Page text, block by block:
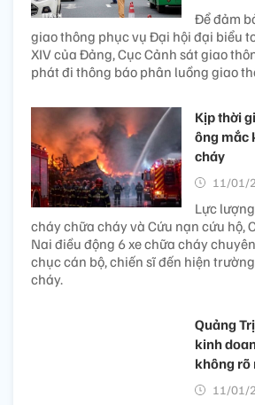
Để đảm
giao thông phục vụ Đại hội đại biểu
XIV của Đảng, Cục Cảnh sát giao
phát đi thông báo phân luồng giao
Kịp thời
ông mắc
cháy​
11/01/
Lực
cháy chữa cháy và Cứu nạn cứu hộ,
Nai điều động 6 xe chữa cháy
chục cán bộ, chiến sĩ đến hiện
cháy.
Quảng
kinh
không rõ
11/01/